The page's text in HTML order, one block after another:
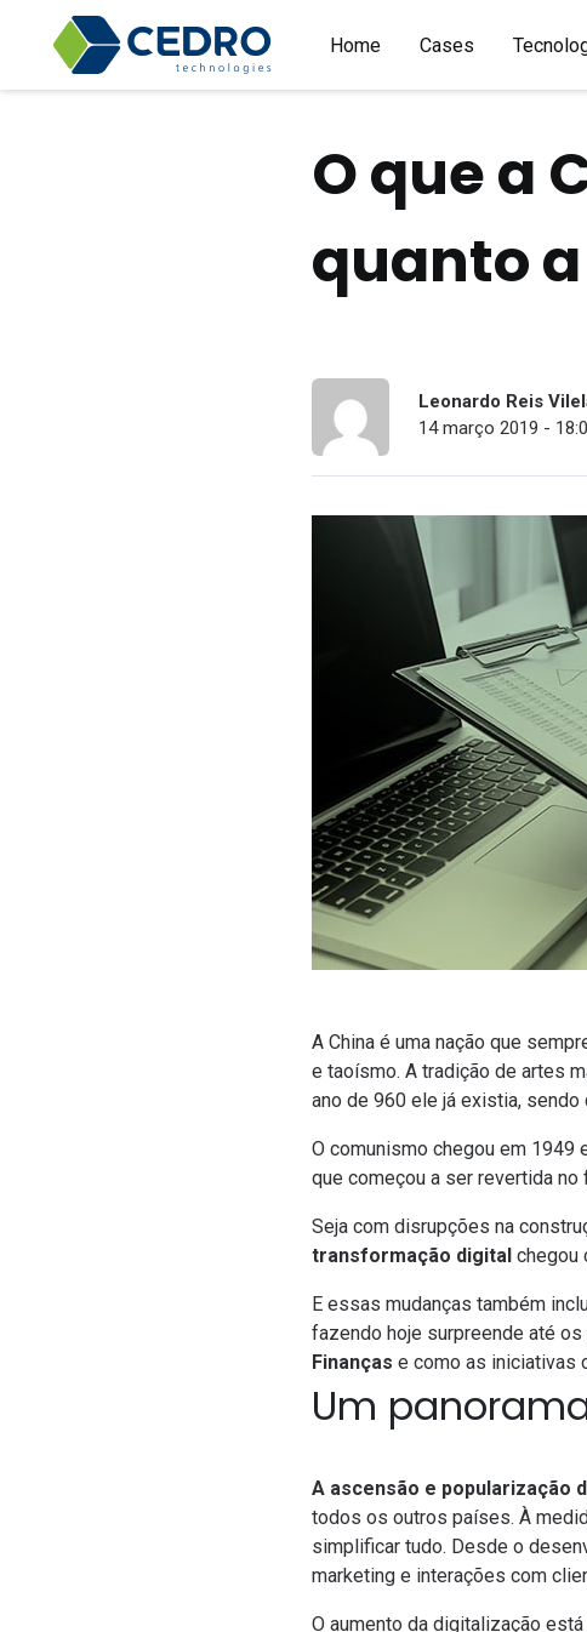
Home Cases
O que a
quanto
Leonardo Reis
14 março 2019 -
A China é uma nação que
e taoísmo. A tradição de artes
ano de 960 ele já existia,
O comunismo chegou em 1949
que começou a ser revertida
Seja com disrupções na
transformação digital chegou
E essas mudanças também
fazendo hoje surpreende até
Finanças e como as iniciativas
Um
A ascensão e popularização
todos os outros países. À
simplificar tudo. Desde o
marketing e interações com
O aumento da digitalização